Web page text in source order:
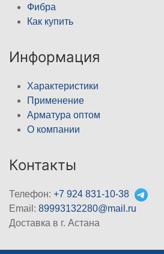
Фибра
Как купить
Информация
Характеристики
Применение
Арматура оптом
О компании
Контакты
Телефон: +7 924 831-10-38
Email: 89993132280@mail.ru
Доставка в г. Астана